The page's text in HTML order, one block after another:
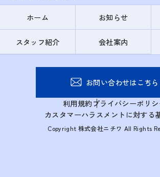
ホーム お知らせ
スタッフ紹介 会社案内
お問い合わせはこちら
利用規約プライバシーポリ
カスタマーハラスメントに対する
Copyright 株式会社ニチワ All Rights